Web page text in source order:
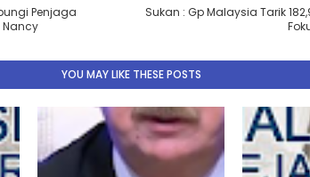
Sukan : Gp Malaysia Tarik
Penjaga
Nancy
YOU MAY LIKE THESE POSTS